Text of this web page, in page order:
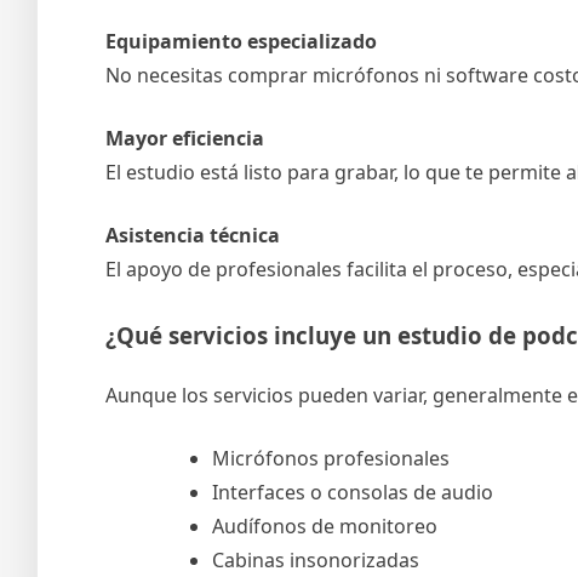
Equipamiento especializado
No necesitas comprar micrófonos ni software
Mayor eficiencia
El estudio está listo para grabar, lo que te permite
Asistencia técnica
El apoyo de profesionales facilita el proceso,
¿Qué servicios incluye un estudio de
Aunque los servicios pueden variar, generalmente
Micrófonos profesionales
Interfaces o consolas de audio
Audífonos de monitoreo
Cabinas insonorizadas